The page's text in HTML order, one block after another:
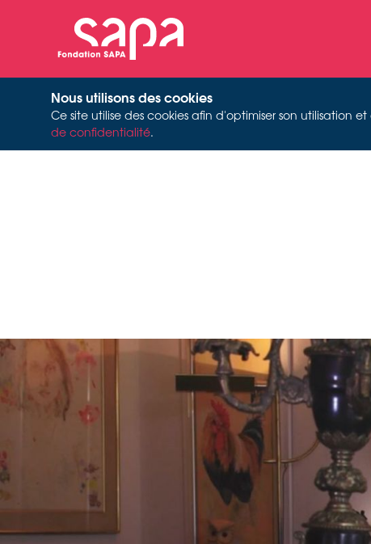
Nous utilisons des cookies
Ce site utilise des cookies afin d'optimiser son utilisation
de confidentialité.
danseur, chorégraphe, pédagogue
de la danse
Date de naissance